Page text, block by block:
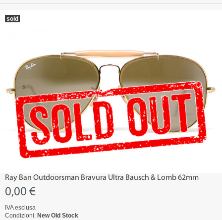
sold
Ray Ban Outdoorsman Bravura Ultra Bausch & Lomb 62mm
0,00 €
IVA esclusa
Condizioni: New Old Stock